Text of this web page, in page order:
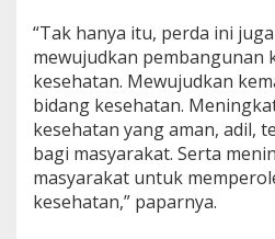
“Tak hanya itu, perda ini
mewujudkan pembangunan
kesehatan. Mewujudkan
bidang kesehatan.
kesehatan yang aman, adil,
bagi masyarakat. Serta
masyarakat untuk
kesehatan,” paparnya.